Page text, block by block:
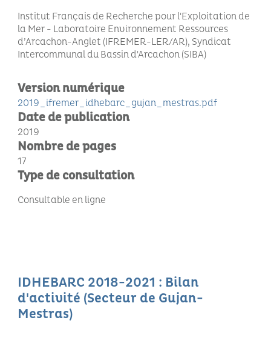
Institut Français de Recherche pour l'Exploitation de
la Mer - Laboratoire Environnement Ressources
d’Arcachon-Anglet (IFREMER-LER/AR), Syndicat
Intercommunal du Bassin d'Arcachon (SIBA)
Version numérique
2019_ifremer_idhebarc_gujan_mestras.pdf
Date de publication
2019
Nombre de pages
17
Type de consultation
Consultable en ligne
IDHEBARC 2018-2021 : Bilan
d'activité (Secteur de Gujan-
Mestras)